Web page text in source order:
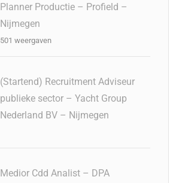
Planner Productie – Profield –
Nijmegen
501 weergaven
(Startend) Recruitment Adviseur
publieke sector – Yacht Group
Nederland BV – Nijmegen
Medior Cdd Analist – DPA